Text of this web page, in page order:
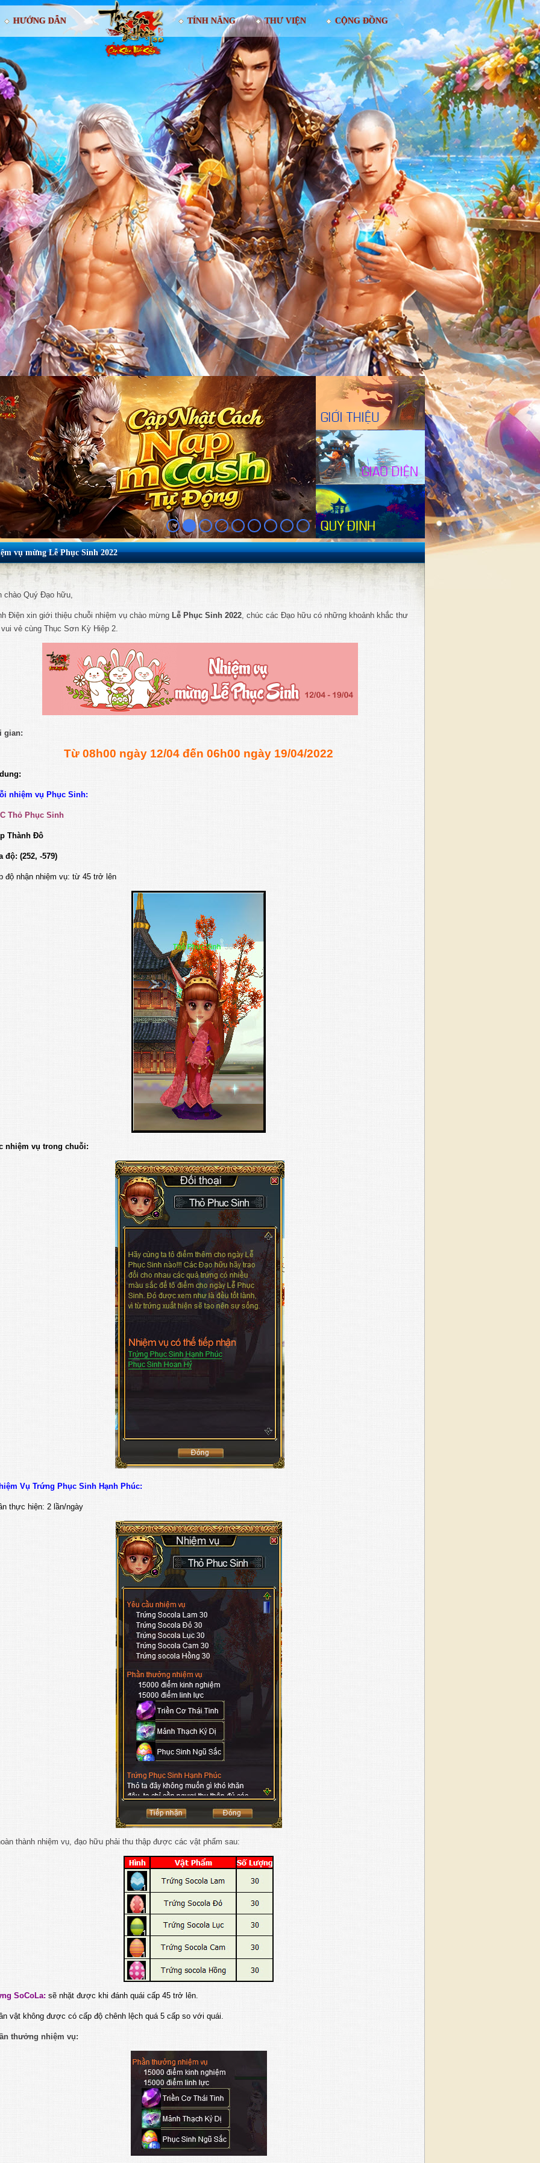
HƯỚNG DẪN TÍNH NĂNG THƯ VIỆN CỘNG ĐỒNG
vụ mừng Lễ Phục Sinh 2022
chào Quý Đạo hữu,
Điện xin giới thiệu chuỗi nhiệm vụ chào mừng Lễ Phục Sinh 2022, chúc các Đạo hữu có những khoảnh khắc thư
vui vẻ cùng Thục Sơn Kỳ Hiệp 2.
gian:
Từ 08h00 ngày 12/04 đến 06h00 ngày 19/04/2022
nhiệm vụ Phục Sinh:
Thỏ Phục Sinh
Thành Đô
độ: (252, -579)
độ nhận nhiệm vụ: từ 45 trở lên
nhiệm vụ trong chuỗi:
Vụ Trứng Phục Sinh Hạnh Phúc:
thực hiện: 2 lần/ngày
thành nhiệm vụ, đạo hữu phải thu thập được các vật phẩm sau:
SoCoLa: sẽ nhặt được khi đánh quái cấp 45 trở lên.
vật không được có cấp độ chênh lệch quá 5 cấp so với quái.
thưởng nhiệm vụ: